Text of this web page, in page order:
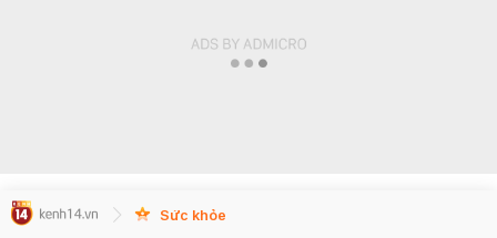
Sức khỏe